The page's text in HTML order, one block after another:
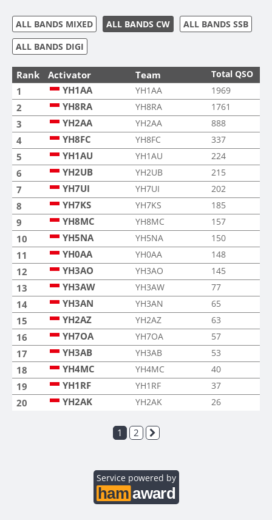
ALL BANDS MIXED ALL BANDS CW
ALL BANDS SSB
ALL BANDS DIGI
Rank Activator Team Total QSO
1 YH1AA YH1AA 1969
2 YH8RA YH8RA 1761
3 YH2AA YH2AA 888
4 YH8FC YH8FC 337
5 YH1AU YH1AU 224
6 YH2UB YH2UB 215
7 YH7UI YH7UI 202
8 YH7KS YH7KS 185
9 YH8MC YH8MC 157
10 YH5NA YH5NA 150
11 YH0AA YH0AA 148
12 YH3AO YH3AO 145
13 YH3AW YH3AW 77
14 YH3AN YH3AN 65
15 YH2AZ YH2AZ 63
16 YH7OA YH7OA 57
17 YH3AB YH3AB 53
18 YH4MC YH4MC 40
19 YH1RF YH1RF 37
20 YH2AK YH2AK 26
1 2
Service powered by